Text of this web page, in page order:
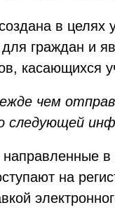
в целях
граждан и
касающихся
чем
следующей
в
на